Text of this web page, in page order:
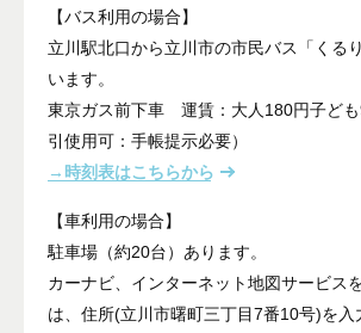
【バス利用の場合】
立川駅北口から立川市の市民バス「くる
います。
東京ガス前下車 運賃：大人180円子ども
引使用可：手帳提示必要）
→時刻表はこちらから
【車利用の場合】
駐車場（約20台）あります。
カーナビ、インターネット地図サービス
は、住所(立川市曙町三丁目7番10号)を入